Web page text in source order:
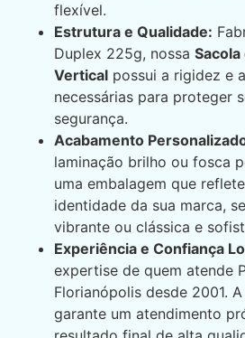
flexível.
Estrutura e Qualidade:
Duplex 225g, nossa
Vertical possui a rigidez e
necessárias para proteger
segurança.
Acabamento
laminação brilho ou fosca
uma embalagem que
identidade da sua marca,
vibrante ou clássica e
Experiência e Confiança
expertise de quem atende
Florianópolis desde 2001.
garante um atendimento